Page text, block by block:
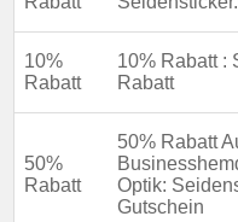
10%
Rabatt
10% Rabatt :
Rabatt
50%
Rabatt
50% Rabatt
Optik:
Gutschein